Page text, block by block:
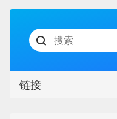
链接